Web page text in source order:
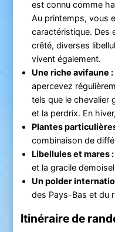
est connu comme
Au printemps, vous
caractéristique. Des
crêté, diverses
vivent également.
Une riche avifaune :
apercevez
tels que le chevalier
et la perdrix. En
Plantes
combinaison de
Libellules et mares :
et la gracile
Un polder
des Pays-Bas et du
Itinéraire de